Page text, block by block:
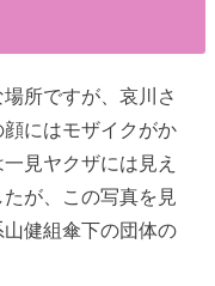
所ですが、哀川さ
にはモザイクがか
見ヤクザには見え
が、この写真を見
健組傘下の団体の